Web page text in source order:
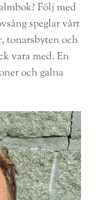
Följ med
speglar vårt
tonarsbyten och
vara med. En
och galna